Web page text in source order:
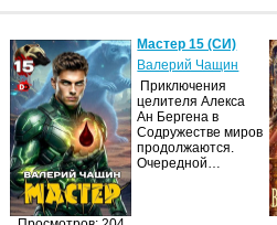
Мастер 15 (СИ)
Валерий Чащин
Приключения
целителя Алекса
Ан Бергена в
Содружестве миров
продолжаются.
Очередной…